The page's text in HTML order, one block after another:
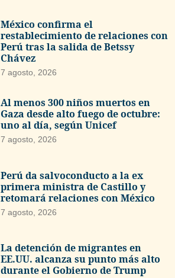
México confirma el
restablecimiento de relaciones con
Perú tras la salida de Betssy
Chávez
7 agosto, 2026
Al menos 300 niños muertos en
Gaza desde alto fuego de octubre:
uno al día, según Unicef
7 agosto, 2026
Perú da salvoconducto a la ex
primera ministra de Castillo y
retomará relaciones con México
7 agosto, 2026
La detención de migrantes en
EE.UU. alcanza su punto más alto
durante el Gobierno de Trump